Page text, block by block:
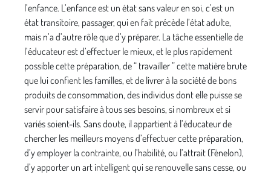
l’enfance. L’enfance est un état sans valeur en soi, c’est un
état transitoire, passager, qui en fait précède l’état adulte,
mais n’a d’autre rôle que d’y préparer. La tâche essentielle de
l’éducateur est d’effectuer le mieux, et le plus rapidement
possible cette préparation, de “ travailler ” cette matière brute
que lui confient les familles, et de livrer à la société de bons
produits de consommation, des individus dont elle puisse se
servir pour satisfaire à tous ses besoins, si nombreux et si
variés soient-ils. Sans doute, il appartient à l’éducateur de
chercher les meilleurs moyens d’effectuer cette préparation,
d’y employer la contrainte, ou l’habilité, ou l’attrait (Fénelon),
d’y apporter un art intelligent qui se renouvelle sans cesse, ou